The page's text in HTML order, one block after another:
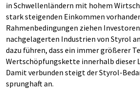
in Schwellenländern mit hohem
stark steigenden Einkommen
Rahmenbedingungen ziehen
nachgelagerten Industrien von Styrol
dazu führen, dass ein immer größerer
Wertschöpfungskette innerhalb dieser
Damit verbunden steigt der Styrol-
sprunghaft an.